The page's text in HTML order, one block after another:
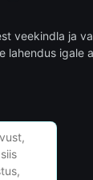
veekindla ja
lahendus igale